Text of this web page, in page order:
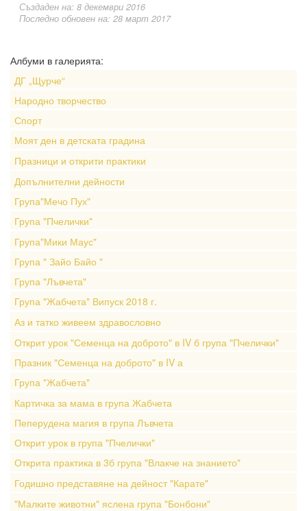
Създаден на: 8 декември 2016
Последно обновен на: 28 март 2017
Албуми в галерията:
ДГ „Щурче“
Народно творчество
Спорт
Моят ден в детската градина
Празници и открити практики
Допълнителни дейности
Група"Мечо Пух"
Група "Пчелички"
Група"Мики Маус"
Група " Зайо Байо "
Група "Лъвчета"
Група "Жабчета" Випуск 2018 г.
Аз и татко живеем здравословно
Открит урок "Семенца на доброто" в IV б група "Пчелички"
Празник "Семенца на доброто" в IV а
Група "Жабчета"
Картичка за мама в група Жабчета
Пеперудена магия в група Лъвчета
Открит урок в група "Пчелички"
Открита практика в 3б група "Влакче на знанието"
Годишно представяне на дейност "Карате"
"Малките животни" яслена група "Бонбони"